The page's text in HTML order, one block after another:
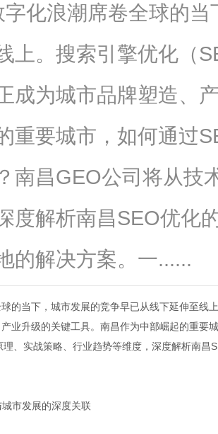
字化浪潮席卷全球的
上。搜索引擎优化（
成为城市品牌塑造、
重要城市，如何通过
南昌GEO公司将从技
度解析南昌SEO优化
的解决方案。一......
的当下，城市发展的竞争早已从线下延伸至线
业升级的关键工具。南昌作为中部崛起的重要
理、实战策略、行业趋势等维度，深度解析南
市发展的深度关联